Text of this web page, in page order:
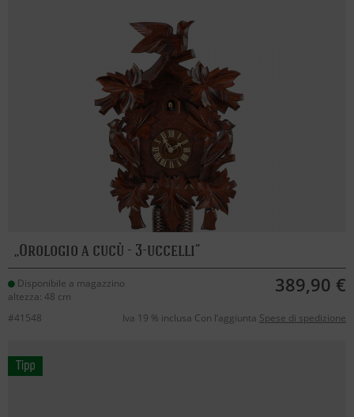
Orologio a cucù - 3-uccelli
Disponibile a magazzino
altezza: 48 cm
389,90 €
#41548 Iva 19 % inclusa Con l’aggiunta Spese di spedizione